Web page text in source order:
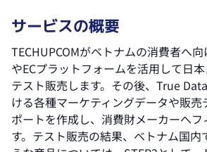
サービスの概要
TECHUPCOMがベトナムの消費者へ
やECプラットフォームを活用して日
テスト販売します。その後、True
ける各種マーケティングデータや販
ポートを作成し、消費財メーカーへフ
す。テスト販売の結果、ベトナム国内